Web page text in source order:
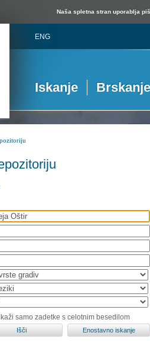
Naša spletna stran uporablja
ENG
Iskanje Brskanje
samo zadetke s celotnim besedilom